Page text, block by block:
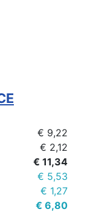
€ 9,22
€ 2,12
€ 11,34
€ 5,53
€ 1,27
€ 6,80